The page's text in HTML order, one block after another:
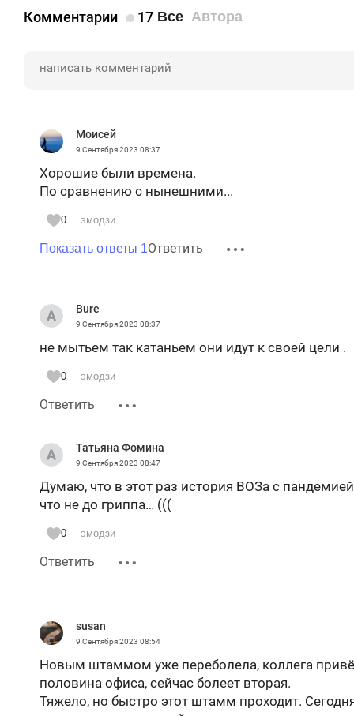
Комментарии 17 Все Автора
Моисей
9 Сентября 2023 08:37
Хорошие были времена.
По сравнению с нынешними...
0 эмодзи
Показать ответы 1Ответить
Bure
9 Сентября 2023 08:37
не мытьем так катаньем они идут к своей цели .
0 эмодзи
Ответить
Татьяна Фомина
9 Сентября 2023 08:47
Думаю, что в этот раз история ВОЗа с
что не до гриппа… (((
0 эмодзи
Ответить
susan
9 Сентября 2023 08:54
Новым штаммом уже переболела, коллега
половина офиса, сейчас болеет вторая.
Тяжело, но быстро этот штамм проходит.